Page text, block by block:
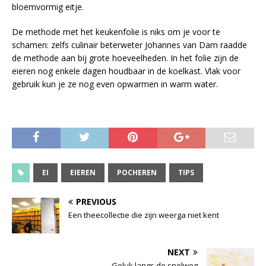
bloemvormig eitje.
De methode met het keukenfolie is niks om je voor te
schamen: zelfs culinair beterweter Johannes van Dam raadde
de methode aan bij grote hoeveelheden. In het folie zijn de
eieren nog enkele dagen houdbaar in de koelkast. Vlak voor
gebruik kun je ze nog even opwarmen in warm water.
EI EIEREN POCHEREN TIPS
PREVIOUS
Een theecollectie die zijn weerga niet kent
NEXT